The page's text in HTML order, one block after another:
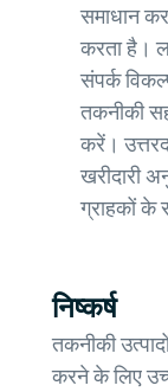
समाधान
करता है।
संपर्क
तकनीकी
करें।
खरीदारी
ग्राहकों के
निष्कर्ष
तकनीकी
करने के लिए